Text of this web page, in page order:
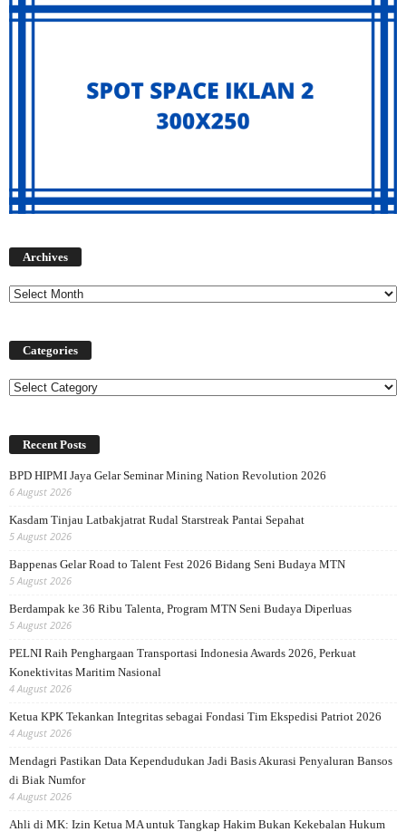
Archives
Categories
Categories
Recent Posts
BPD HIPMI Jaya Gelar Seminar Mining Nation Revolution 2026
6 August 2026
Kasdam Tinjau Latbakjatrat Rudal Starstreak Pantai Sepahat
5 August 2026
Bappenas Gelar Road to Talent Fest 2026 Bidang Seni Budaya MTN
5 August 2026
Berdampak ke 36 Ribu Talenta, Program MTN Seni Budaya Diperluas
5 August 2026
PELNI Raih Penghargaan Transportasi Indonesia Awards 2026, Perkuat
Konektivitas Maritim Nasional
4 August 2026
Ketua KPK Tekankan Integritas sebagai Fondasi Tim Ekspedisi Patriot 2026
4 August 2026
Mendagri Pastikan Data Kependudukan Jadi Basis Akurasi Penyaluran Bansos
di Biak Numfor
4 August 2026
Ahli di MK: Izin Ketua MA untuk Tangkap Hakim Bukan Kekebalan Hukum